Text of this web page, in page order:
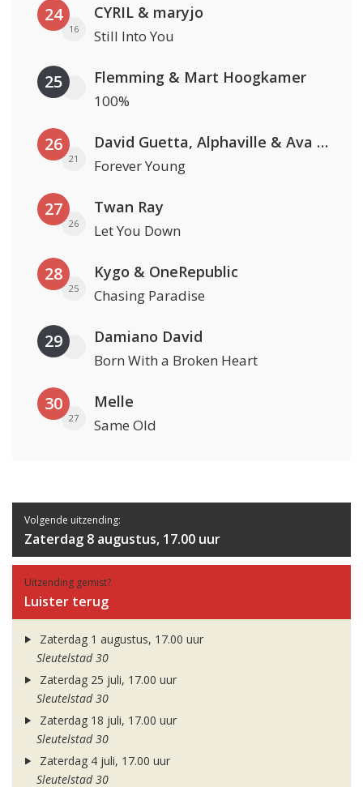
24
16
CYRIL & maryjo
Still Into You
25 Flemming & Mart Hoogkamer
100%
26
21
David Guetta, Alphaville & Ava Max
Forever Young
27
26
Twan Ray
Let You Down
28
25
Kygo & OneRepublic
Chasing Paradise
29 Damiano David
Born With a Broken Heart
30
27
Melle
Same Old
Volgende uitzending:
Zaterdag 8 augustus, 17.00 uur
Uitzending gemist?
Luister terug
Zaterdag 1 augustus, 17.00 uur
Sleutelstad 30
Zaterdag 25 juli, 17.00 uur
Sleutelstad 30
Zaterdag 18 juli, 17.00 uur
Sleutelstad 30
Zaterdag 4 juli, 17.00 uur
Sleutelstad 30